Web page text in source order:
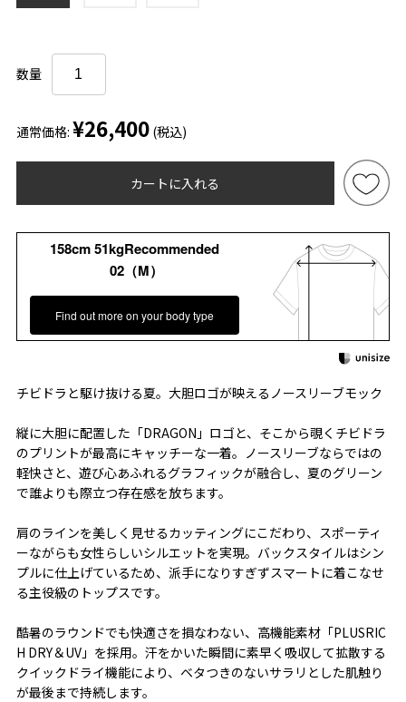
数量
通常価格: ¥26,400 (税込)
カートに入れる
158cm 51kgRecommended
02（M）
Find out more on your body type
チビドラと駆け抜ける夏。大胆ロゴが映えるノースリーブモック
縦に大胆に配置した「DRAGON」ロゴと、そこから覗くチビドラ
のプリントが最高にキャッチーな一着。ノースリーブならではの
軽快さと、遊び心あふれるグラフィックが融合し、夏のグリーン
で誰よりも際立つ存在感を放ちます。
肩のラインを美しく見せるカッティングにこだわり、スポーティ
ーながらも女性らしいシルエットを実現。バックスタイルはシン
プルに仕上げているため、派手になりすぎずスマートに着こなせ
る主役級のトップスです。
酷暑のラウンドでも快適さを損なわない、高機能素材「PLUSRIC
H DRY＆UV」を採用。汗をかいた瞬間に素早く吸収して拡散する
クイックドライ機能により、ベタつきのないサラリとした肌触り
が最後まで持続します。